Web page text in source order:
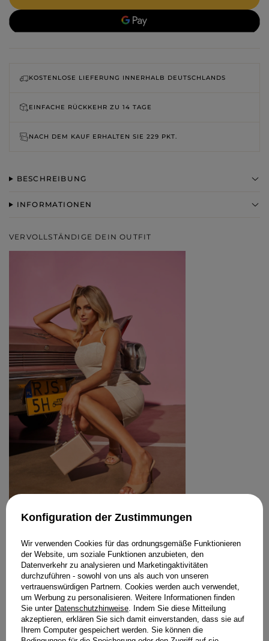
KOSTENLOSE LIEFERUNG INNERHALB DEUTSCHLANDS
EINFACHE RÜCKKEHR ZU 14 TAGE
NACH DEM KAUF ERHALTEN SIE 229 PKT.
BESCHREIBUNG
INFORMATIONEN
VERVOLLSTÄNDIGE DEIN OUTFIT
TRANSPARENTEM RIEMEN
219,00 €
GRÖSSE
STYLING KAUFEN
Konfiguration der Zustimmungen
Wir verwenden Cookies für das ordnungsgemäße Funktionieren
der Website, um soziale Funktionen anzubieten, den
Datenverkehr zu analysieren und Marketingaktivitäten
durchzuführen - sowohl von uns als auch von unseren
vertrauenswürdigen Partnern. Cookies werden auch verwendet,
um Werbung zu personalisieren. Weitere Informationen finden
Sie unter Datenschutzhinweise. Indem Sie diese Mitteilung
akzeptieren, erklären Sie sich damit einverstanden, dass sie auf
Ihrem Computer gespeichert werden. Sie können die